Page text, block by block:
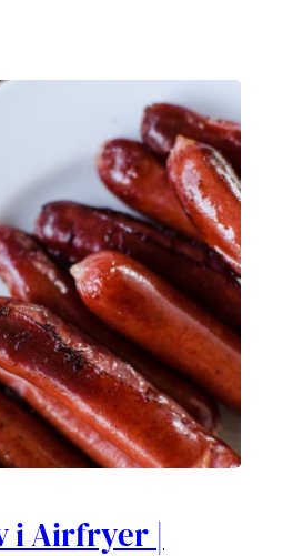
i Airfryer |